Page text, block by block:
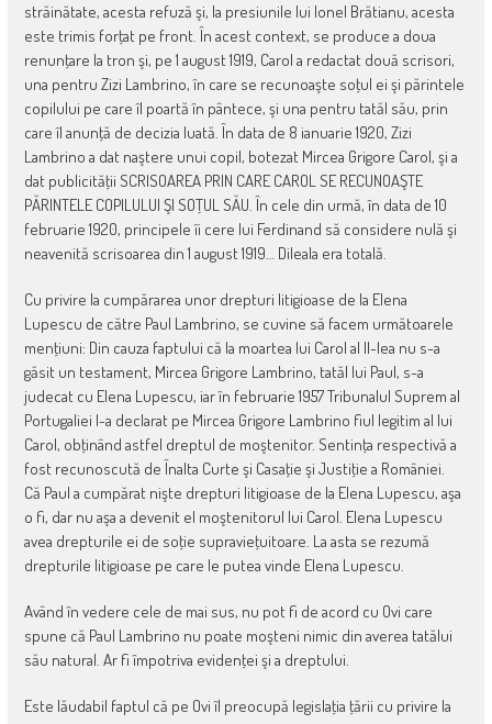
străinătate, acesta refuză şi, la presiunile lui Ionel Brătianu, acesta
este trimis forţat pe front. În acest context, se produce a doua
renunţare la tron şi, pe 1 august 1919, Carol a redactat două scrisori,
una pentru Zizi Lambrino, în care se recunoaşte soţul ei şi părintele
copilului pe care îl poartă în pântece, şi una pentru tatăl său, prin
care îl anunţă de decizia luată. În data de 8 ianuarie 1920, Zizi
Lambrino a dat naştere unui copil, botezat Mircea Grigore Carol, şi a
dat publicităţii SCRISOAREA PRIN CARE CAROL SE RECUNOAŞTE
PĂRINTELE COPILULUI ŞI SOŢUL SĂU. În cele din urmă, în data de 10
februarie 1920, principele îi cere lui Ferdinand să considere nulă şi
neavenită scrisoarea din 1 august 1919… Dileala era totală.
Cu privire la cumpărarea unor drepturi litigioase de la Elena
Lupescu de către Paul Lambrino, se cuvine să facem următoarele
menţiuni: Din cauza faptului că la moartea lui Carol al II-lea nu s-a
găsit un testament, Mircea Grigore Lambrino, tatăl lui Paul, s-a
judecat cu Elena Lupescu, iar în februarie 1957 Tribunalul Suprem al
Portugaliei l-a declarat pe Mircea Grigore Lambrino fiul legitim al lui
Carol, obţinând astfel dreptul de moştenitor. Sentinţa respectivă a
fost recunoscută de Înalta Curte şi Casaţie şi Justiţie a României.
Că Paul a cumpărat nişte drepturi litigioase de la Elena Lupescu, aşa
o fi, dar nu aşa a devenit el moştenitorul lui Carol. Elena Lupescu
avea drepturile ei de soţie supravieţuitoare. La asta se rezumă
drepturile litigioase pe care le putea vinde Elena Lupescu.
Având în vedere cele de mai sus, nu pot fi de acord cu Ovi care
spune că Paul Lambrino nu poate moşteni nimic din averea tatălui
său natural. Ar fi împotriva evidenţei şi a dreptului.
Este lăudabil faptul că pe Ovi îl preocupă legislaţia ţării cu privire la